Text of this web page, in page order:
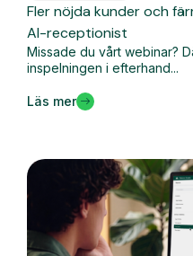
Fler nöjda kunder och
AI-receptionist
Missade du vårt webinar?
inspelningen i efterhand...
Läs mer